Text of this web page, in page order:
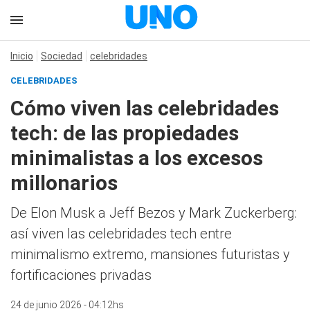
Inicio Sociedad celebridades
CELEBRIDADES
Cómo viven las celebridades
tech: de las propiedades
minimalistas a los excesos
millonarios
De Elon Musk a Jeff Bezos y Mark Zuckerberg:
así viven las celebridades tech entre
minimalismo extremo, mansiones futuristas y
fortificaciones privadas
24 de junio 2026 - 04:12hs